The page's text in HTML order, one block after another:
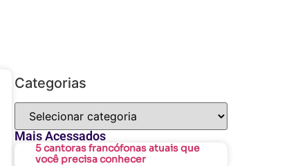
Categorias
Mais Acessados
5 cantoras francófonas atuais que
você precisa conhecer